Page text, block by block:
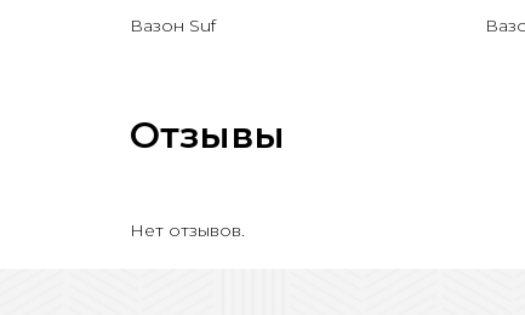
Вазон Suf
Отзывы
Нет отзывов.